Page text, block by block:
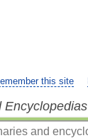
this site
Encyclopedias